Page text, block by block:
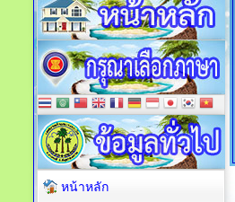
หน้าหลัก